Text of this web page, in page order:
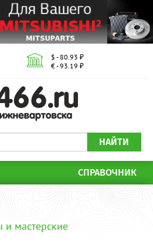
$ - 80.93 ₽
€ - 93.19 ₽
НАЙТИ
СПРАВОЧНИК
мастерские